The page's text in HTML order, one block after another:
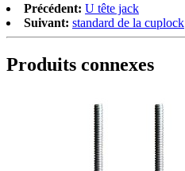
Précédent: U tête jack
Suivant: standard de la cuplock
Produits connexes